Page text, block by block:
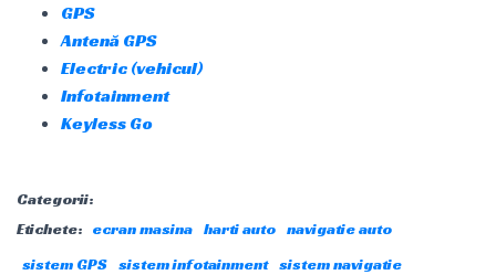
GPS
Antenă GPS
Electric (vehicul)
Infotainment
Keyless Go
Categorii:
Etichete: ecran masina harti auto navigatie auto
sistem GPS sistem infotainment sistem navigatie